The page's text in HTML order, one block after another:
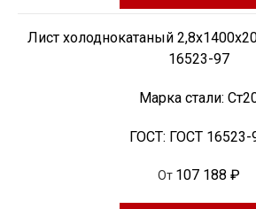
Лист холоднокатаный
16523-97
Марка стали:
ГОСТ: ГОСТ 16523-
От 107 188 ₽